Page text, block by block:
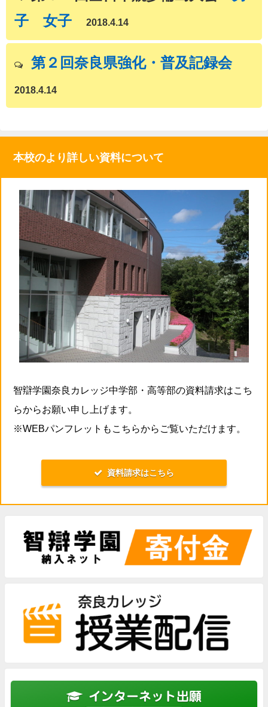
子
女子 2018.4.14
第２回奈良県強化・普及記録会
2018.4.14
本校のより詳しい資料について
智辯学園奈良カレッジ中学部・高等部の資料請求はこち
らからお願い申し上げます。
※WEBパンフレットもこちらからご覧いただけます。
資料請求はこちら
インターネット出願